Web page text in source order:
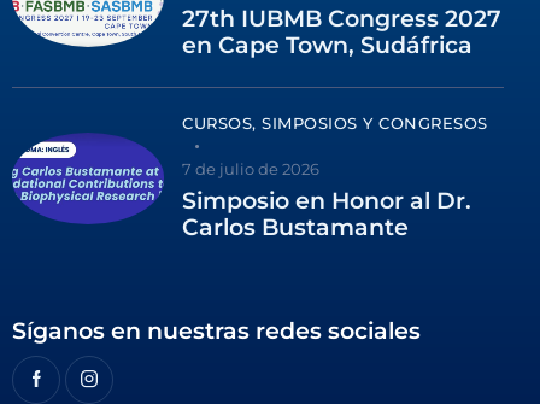
27th IUBMB Congress 2027
en Cape Town, Sudáfrica
CURSOS, SIMPOSIOS Y CONGRESOS
7 de julio de 2026
Simposio en Honor al Dr.
Carlos Bustamante
Síganos en nuestras redes sociales